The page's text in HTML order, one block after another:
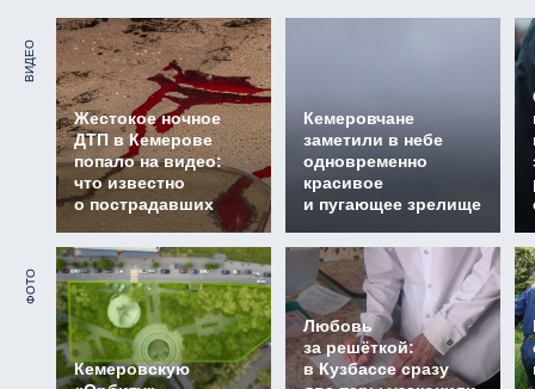
ВИДЕО
Жестокое ночное
ДТП в Кемерове
попало на видео:
что известно
о пострадавших
Кемеровчане
заметили в небе
одновременно
красивое
и пугающее зрелище
ФОТО
Кемеровскую
Любовь
за решёткой:
в Кузбассе сразу